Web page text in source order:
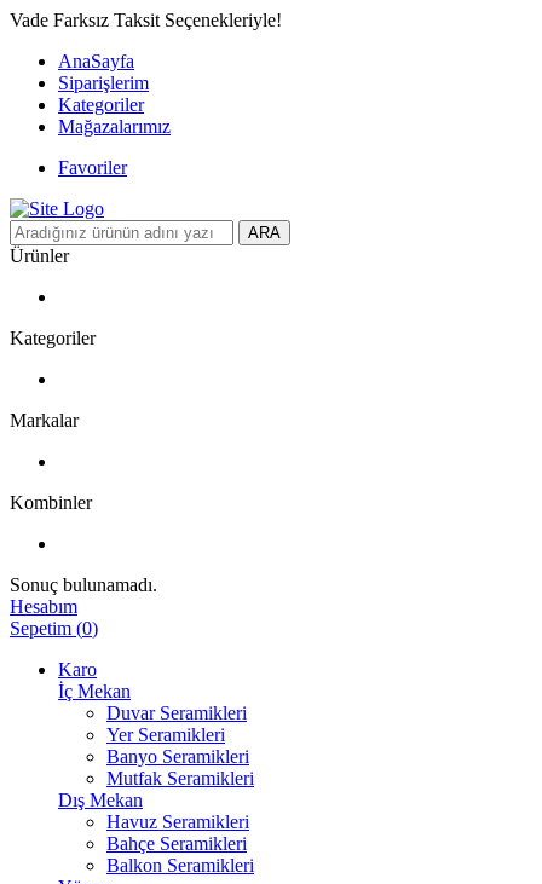
Vade Farksız Taksit Seçenekleriyle!
AnaSayfa
Siparişlerim
Kategoriler
Mağazalarımız
Favoriler
ARA
Ürünler
Kategoriler
Markalar
Kombinler
Sonuç bulunamadı.
Hesabım
Sepetim (0)
Karo
İç Mekan
Duvar Seramikleri
Yer Seramikleri
Banyo Seramikleri
Mutfak Seramikleri
Dış Mekan
Havuz Seramikleri
Bahçe Seramikleri
Balkon Seramikleri